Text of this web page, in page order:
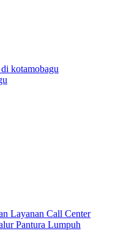
kotamobagu
Layanan Call Center
Pantura Lumpuh